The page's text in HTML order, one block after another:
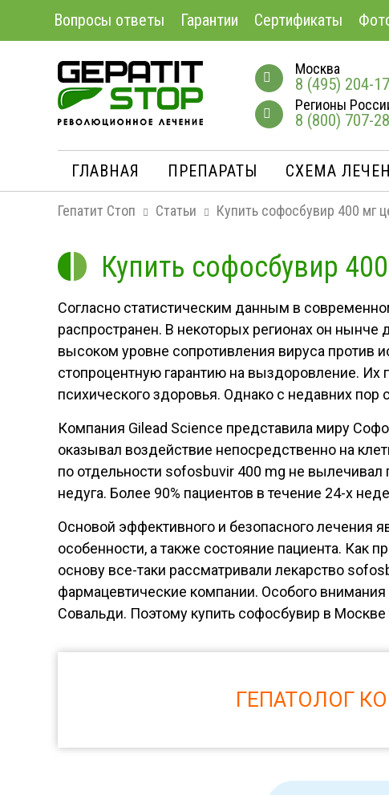
Вопросы ответы Гарантии Сертификаты
Москва
8 (495) 204-
Регионы
8 (800) 707-
ГЛАВНАЯ ПРЕПАРАТЫ СХЕМА
Гепатит Стоп Статьи Купить софосбувир 400 мг
Купить софосбувир
Согласно статистическим данным в
распространен. В некоторых регионах он
высоком уровне сопротивления вируса против
стопроцентную гарантию на выздоровление.
психического здоровья. Однако с недавних
Компания Gilead Science представила миру
оказывал воздействие непосредственно на
по отдельности sofosbuvir 400 mg не
недуга. Более 90% пациентов в течение 24-х
Основой эффективного и безопасного лечения
особенности, а также состояние пациента. Как
основу все-таки рассматривали лекарство
фармацевтические компании. Особого
Совальди. Поэтому купить софосбувир в
ГЕПАТОЛОГ